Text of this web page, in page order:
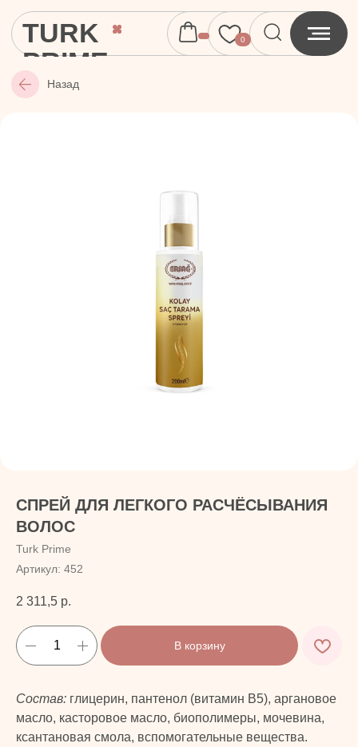
TURK
PRIME
СПРЕЙ ДЛЯ ЛЕГКОГО РАСЧЁСЫВАНИЯ
ВОЛОС
Turk Prime
Артикул: 452
2 311,5 р.
В корзину
Состав: глицерин, пантенол (витамин В5), аргановое
масло, касторовое масло, биополимеры, мочевина,
ксантановая смола, вспомогательные вещества.